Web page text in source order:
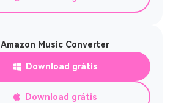
Amazon Music Converter
Download grátis
Download grátis